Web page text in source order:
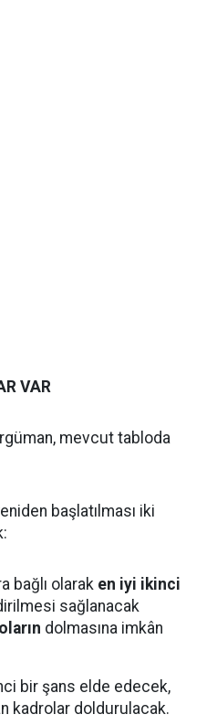
VAR
mevcut tabloda
başlatılması iki
bağlı olarak en iyi ikinci
sağlanacak
dolmasına imkân
bir şans elde edecek,
kadrolar doldurulacak.